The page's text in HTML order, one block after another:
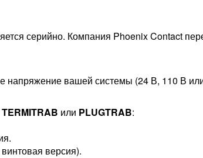
серийно. Компания Phoenix Contact
напряжение вашей системы (24 В, 110 В
TERMITRAB или PLUGTRAB:
версия).